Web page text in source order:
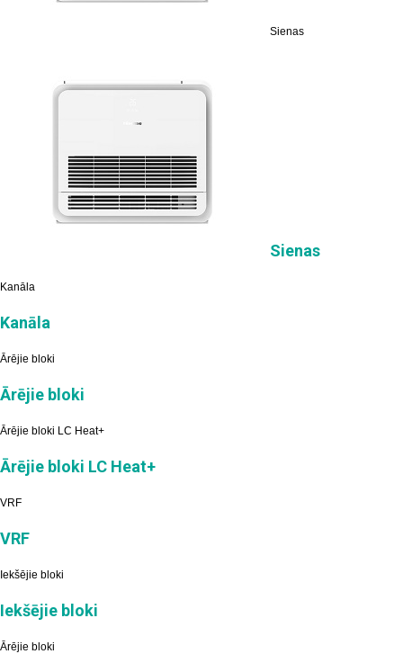
Sienas
Sienas
Kanāla
Kanāla
Ārējie bloki
Ārējie bloki
Ārējie bloki LC Heat+
Ārējie bloki LC Heat+
VRF
VRF
Iekšējie bloki
Iekšējie bloki
Ārējie bloki